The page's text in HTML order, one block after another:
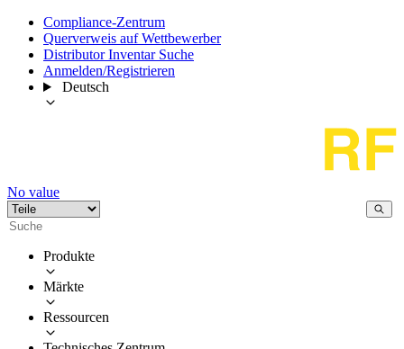
Compliance-Zentrum
Querverweis auf Wettbewerber
Distributor Inventar Suche
Anmelden/Registrieren
Deutsch
No value
Produkte
Märkte
Ressourcen